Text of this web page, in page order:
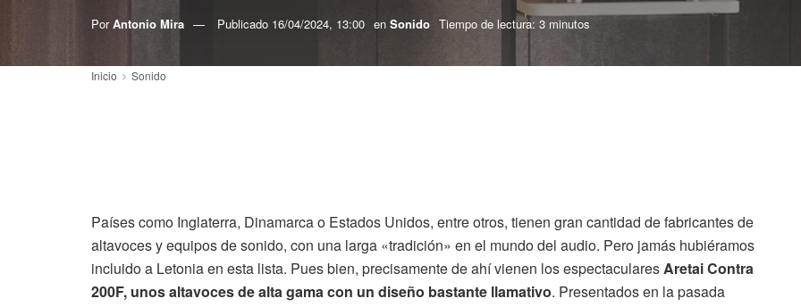
Por Antonio Mira Publicado 16/04/2024, 13:00 en Sonido Tiempo de lectura: 3 minutos
Inicio Sonido
Países como Inglaterra, Dinamarca o Estados Unidos, entre otros, tienen gran cantidad de fabricantes de
altavoces y equipos de sonido, con una larga «tradición» en el mundo del audio. Pero jamás hubiéramos
incluido a Letonia en esta lista. Pues bien, precisamente de ahí vienen los espectacularesAretai Contra
200F, unos altavoces de alta gama con un diseño bastante llamativo. Presentados en la pasada